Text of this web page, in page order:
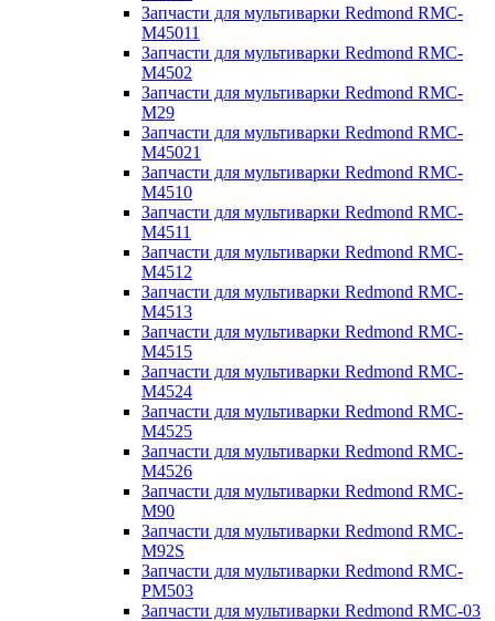
Запчасти для мультиварки Redmond RMC-
M45011
Запчасти для мультиварки Redmond RMC-
M4502
Запчасти для мультиварки Redmond RMC-
M29
Запчасти для мультиварки Redmond RMC-
M45021
Запчасти для мультиварки Redmond RMC-
M4510
Запчасти для мультиварки Redmond RMC-
M4511
Запчасти для мультиварки Redmond RMC-
M4512
Запчасти для мультиварки Redmond RMC-
M4513
Запчасти для мультиварки Redmond RMC-
M4515
Запчасти для мультиварки Redmond RMC-
M4524
Запчасти для мультиварки Redmond RMC-
M4525
Запчасти для мультиварки Redmond RMC-
M4526
Запчасти для мультиварки Redmond RMC-
M90
Запчасти для мультиварки Redmond RMC-
M92S
Запчасти для мультиварки Redmond RMC-
PM503
Запчасти для мультиварки Redmond RMC-03